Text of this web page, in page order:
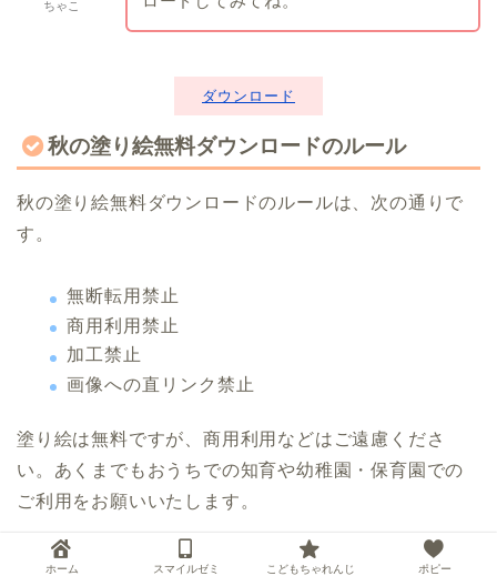
ちゃこ
ダウンロード
秋の塗り絵無料ダウンロードのルール
秋の塗り絵無料ダウンロードのルールは、次の通りで
す。
無断転用禁止
商用利用禁止
加工禁止
画像への直リンク禁止
塗り絵は無料ですが、商用利用などはご遠慮くださ
い。あくまでもおうちでの知育や幼稚園・保育園での
ご利用をお願いいたします。
著作権も当ブログちいく村にあるので、その点もご注
ホーム スマイルゼミ こどもちゃれんじ ポピー